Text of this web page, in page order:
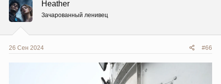
и
и
:
Heather
Зачарованный ленивец
26 Сен 2024 #66